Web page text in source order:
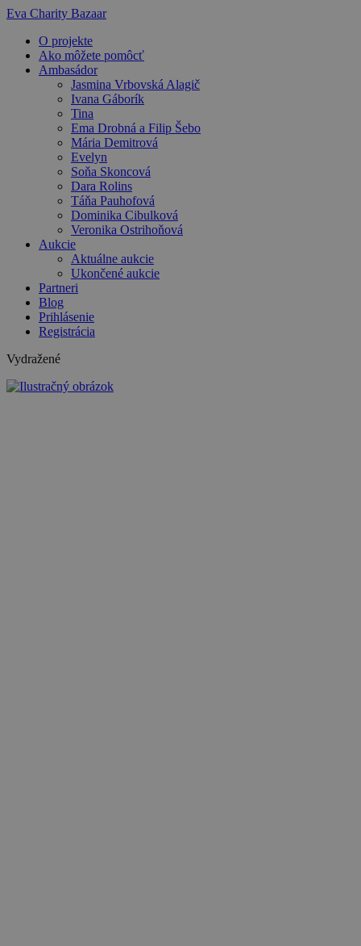
Preskočiť
obsah
Eva Charity Bazaar
O projekte
Ako môžete pomôcť
Ambasádor
Jasmina Vrbovská Alagič
Ivana Gáborík
Tina
Ema Drobná a Filip Šebo
Mária Demitrová
Evelyn
Soňa Skoncová
Dara Rolins
Táňa Pauhofová
Dominika Cibulková
Veronika Ostrihoňová
Aukcie
Aktuálne aukcie
Ukončené aukcie
Partneri
Blog
Prihlásenie
Registrácia
Vydražené